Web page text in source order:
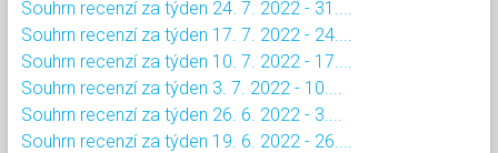
Souhrn recenzí za týden 24. 7. 2022 - 31....
Souhrn recenzí za týden 17. 7. 2022 - 24....
Souhrn recenzí za týden 10. 7. 2022 - 17....
Souhrn recenzí za týden 3. 7. 2022 - 10....
Souhrn recenzí za týden 26. 6. 2022 - 3....
Souhrn recenzí za týden 19. 6. 2022 - 26....